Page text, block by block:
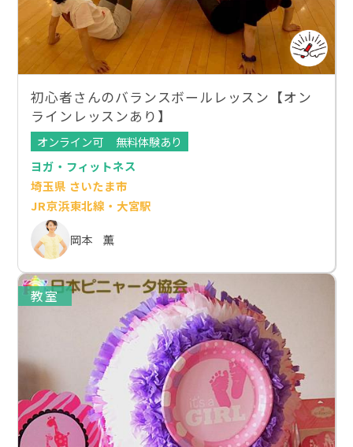
初心者さんのバランスボールレッスン【オン
ラインレッスンあり】
オンライン可
無料体験あり
ヨガ・フィットネス
埼玉県 さいたま市
JR京浜東北線・大宮駅
岡本 薫
教室